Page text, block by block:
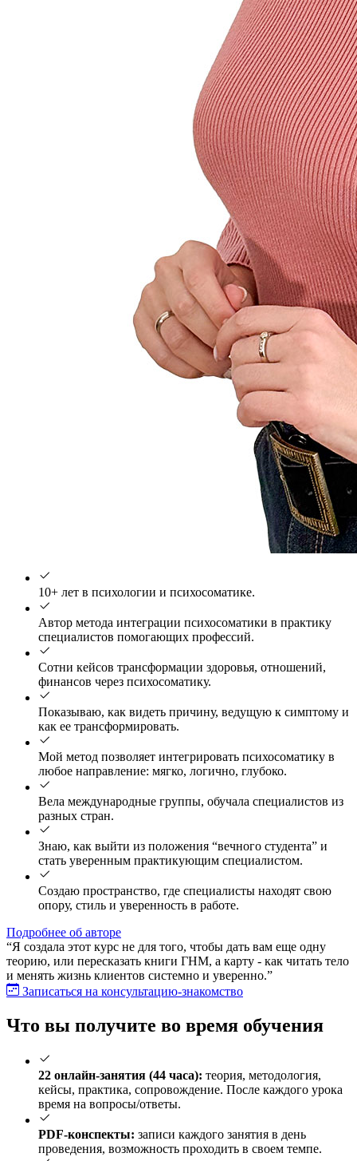
10+ лет в психологии и психосоматике.
Автор метода интеграции психосоматики в практику
специалистов помогающих профессий.
Сотни кейсов трансформации здоровья, отношений,
финансов через психосоматику.
Показываю, как видеть причину, ведущую к симптому и
как ее трансформировать.
Мой метод позволяет интегрировать психосоматику в
любое направление: мягко, логично, глубоко.
Вела международные группы, обучала специалистов из
разных стран.
Знаю, как выйти из положения “вечного студента” и
стать уверенным практикующим специалистом.
Создаю пространство, где специалисты находят свою
опору, стиль и уверенность в работе.
Подробнее об авторе
“Я создала этот курс не для того, чтобы дать вам еще одну
теорию, или пересказать книги ГНМ, а карту - как читать тело
и менять жизнь клиентов системно и уверенно.”
Записаться на консультацию-знакомство
Что вы получите во время обучения
22 онлайн-занятия (44 часа): теория, методология,
кейсы, практика, сопровождение. После каждого урока
время на вопросы/ответы.
PDF-конспекты: записи каждого занятия в день
проведения, возможность проходить в своем темпе.